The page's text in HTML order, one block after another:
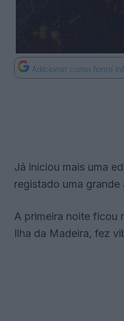
Adicionar como fonte
Já iniciou mais uma
registado uma
A primeira noite ficou
Ilha da Madeira, fez